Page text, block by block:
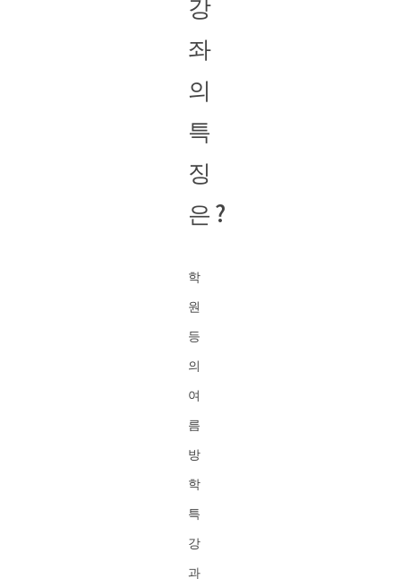
좌
의
특
징
은?
학
원
등
의
여
름
방
학
특
강
과